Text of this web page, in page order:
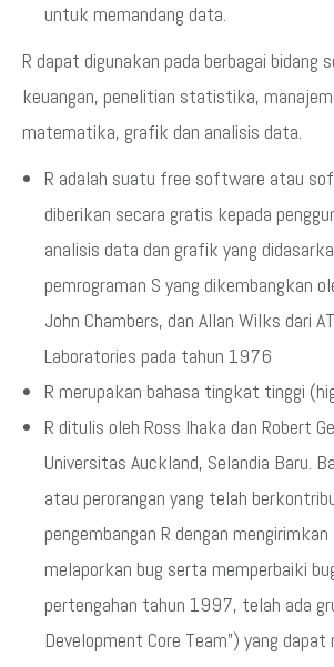
untuk memandang data.
R dapat digunakan pada berbagai bidang
keuangan, penelitian statistika,
matematika, grafik dan analisis data.
R adalah suatu free software atau
diberikan secara gratis kepada
analisis data dan grafik yang
pemrograman S yang dikembangkan
John Chambers, dan Allan Wilks dari
Laboratories pada tahun 1976
R merupakan bahasa tingkat tinggi
R ditulis oleh Ross Ihaka dan Robert
Universitas Auckland, Selandia Baru.
atau perorangan yang telah
pengembangan R dengan
melaporkan bug serta memperbaiki
pertengahan tahun 1997, telah ada
Development Core Team”) yang